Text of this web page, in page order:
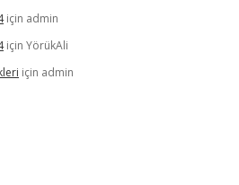
için admin
için YörükAli
için admin